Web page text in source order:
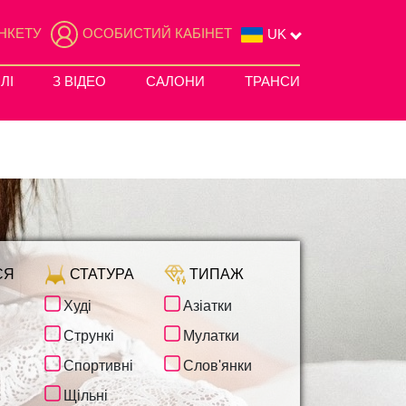
ОСОБИСТИЙ КАБІНЕТ UK
З ВІДЕО САЛОНИ ТРАНСИ
ГЕРОЇВ ДНІПРА
МІНСЬКА
ОБОЛОНЬ
ПОЧАЙНА
ТАРАСА ШЕВЧЕНКО
СТРАПОН
ТРАМПЛІНГ
ПОРКА
РАБИНЯ
КЛАСИЧНИЙ ФІСТИНГ
СТАТУРА
Худі
Стрункі
Спортивні
Щільні
ТИПАЖ
Азіатки
Мулатки
Слов'янки